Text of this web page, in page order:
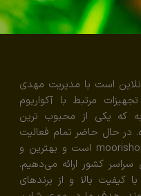
است با مدیریت مهدی
مرتبط با آکواریوم
از 8 سال تجربه که یکی از محبوب ترین
در حال حاضر تمام فعالیت
های این فروشگاه فقط در سایت moorishop است و بهترین و
کشور ارائه می‌دهیم.
بالا و از برندهای